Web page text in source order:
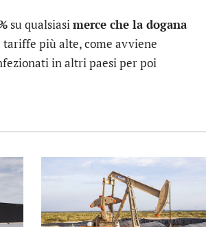
su qualsiasimerce che la dogana
tariffe più alte, come avviene
in altri paesi per poi